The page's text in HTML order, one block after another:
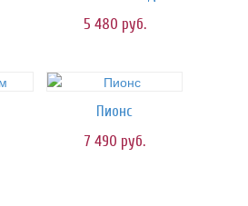
5 480 руб.
Пионс
7 490 руб.